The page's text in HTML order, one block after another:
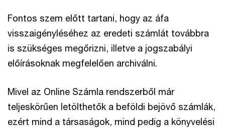
Fontos szem előtt tartani, hogy az áfa
visszaigényléséhez az eredeti számlát továbbra
is szükséges megőrizni, illetve a jogszabályi
előírásoknak megfelelően archiválni.
Mivel az Online Számla rendszerből már
teljeskörűen letölthetők a beföldi bejövő számlák,
ezért mind a társaságok, mind pedig a könyvelési